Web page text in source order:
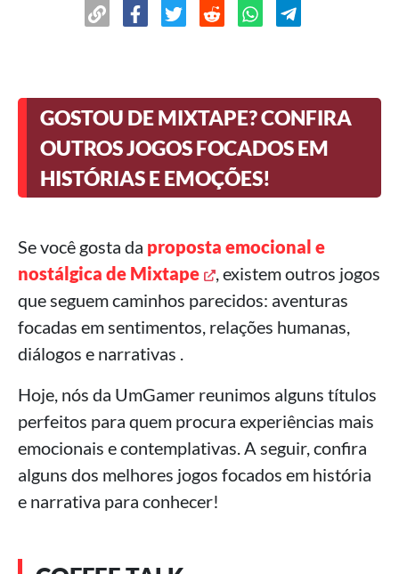
GOSTOU DE MIXTAPE? CONFIRA
OUTROS JOGOS FOCADOS EM
HISTÓRIAS E EMOÇÕES!
Se você gosta da proposta emocional e
nostálgica de Mixtape
, existem outros jogos
que seguem caminhos parecidos: aventuras
focadas em sentimentos, relações humanas,
diálogos e narrativas .
Hoje, nós da UmGamer reunimos alguns títulos
perfeitos para quem procura experiências mais
emocionais e contemplativas. A seguir, confira
alguns dos melhores jogos focados em história
e narrativa para conhecer!